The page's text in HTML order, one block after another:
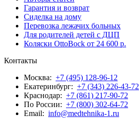
Гарантия и возврат
Сиделка на дому
Перевозка лежачих больных
Для родителей детей с ДЦП
Коляски OttoBock от 24 600 р.
Контакты
Москва: +7 (495) 128-96-12
Екатеринбург: +7 (343) 226-43-72
Краснодар: +7 (861) 217-90-72
По Росcии: +7 (800) 302-64-72
Email: info@medtehnika-1.ru